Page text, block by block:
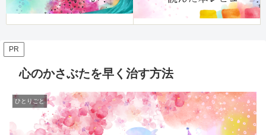
PR
心のかさぶたを早く治す方法
ひとりごと